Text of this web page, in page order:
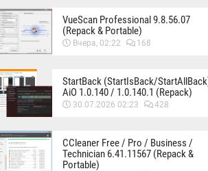
VueScan Professional 9.8.56.07
(Repack & Portable)
Вчера, 02:22 168
StartBack (StartIsBack/
AiO 1.0.140 / 1.0.140.1 (Repack)
30.07.2026 02:23 428
CCleaner Free / Pro / Business /
Technician 6.41.11567 (Repack &
Portable)